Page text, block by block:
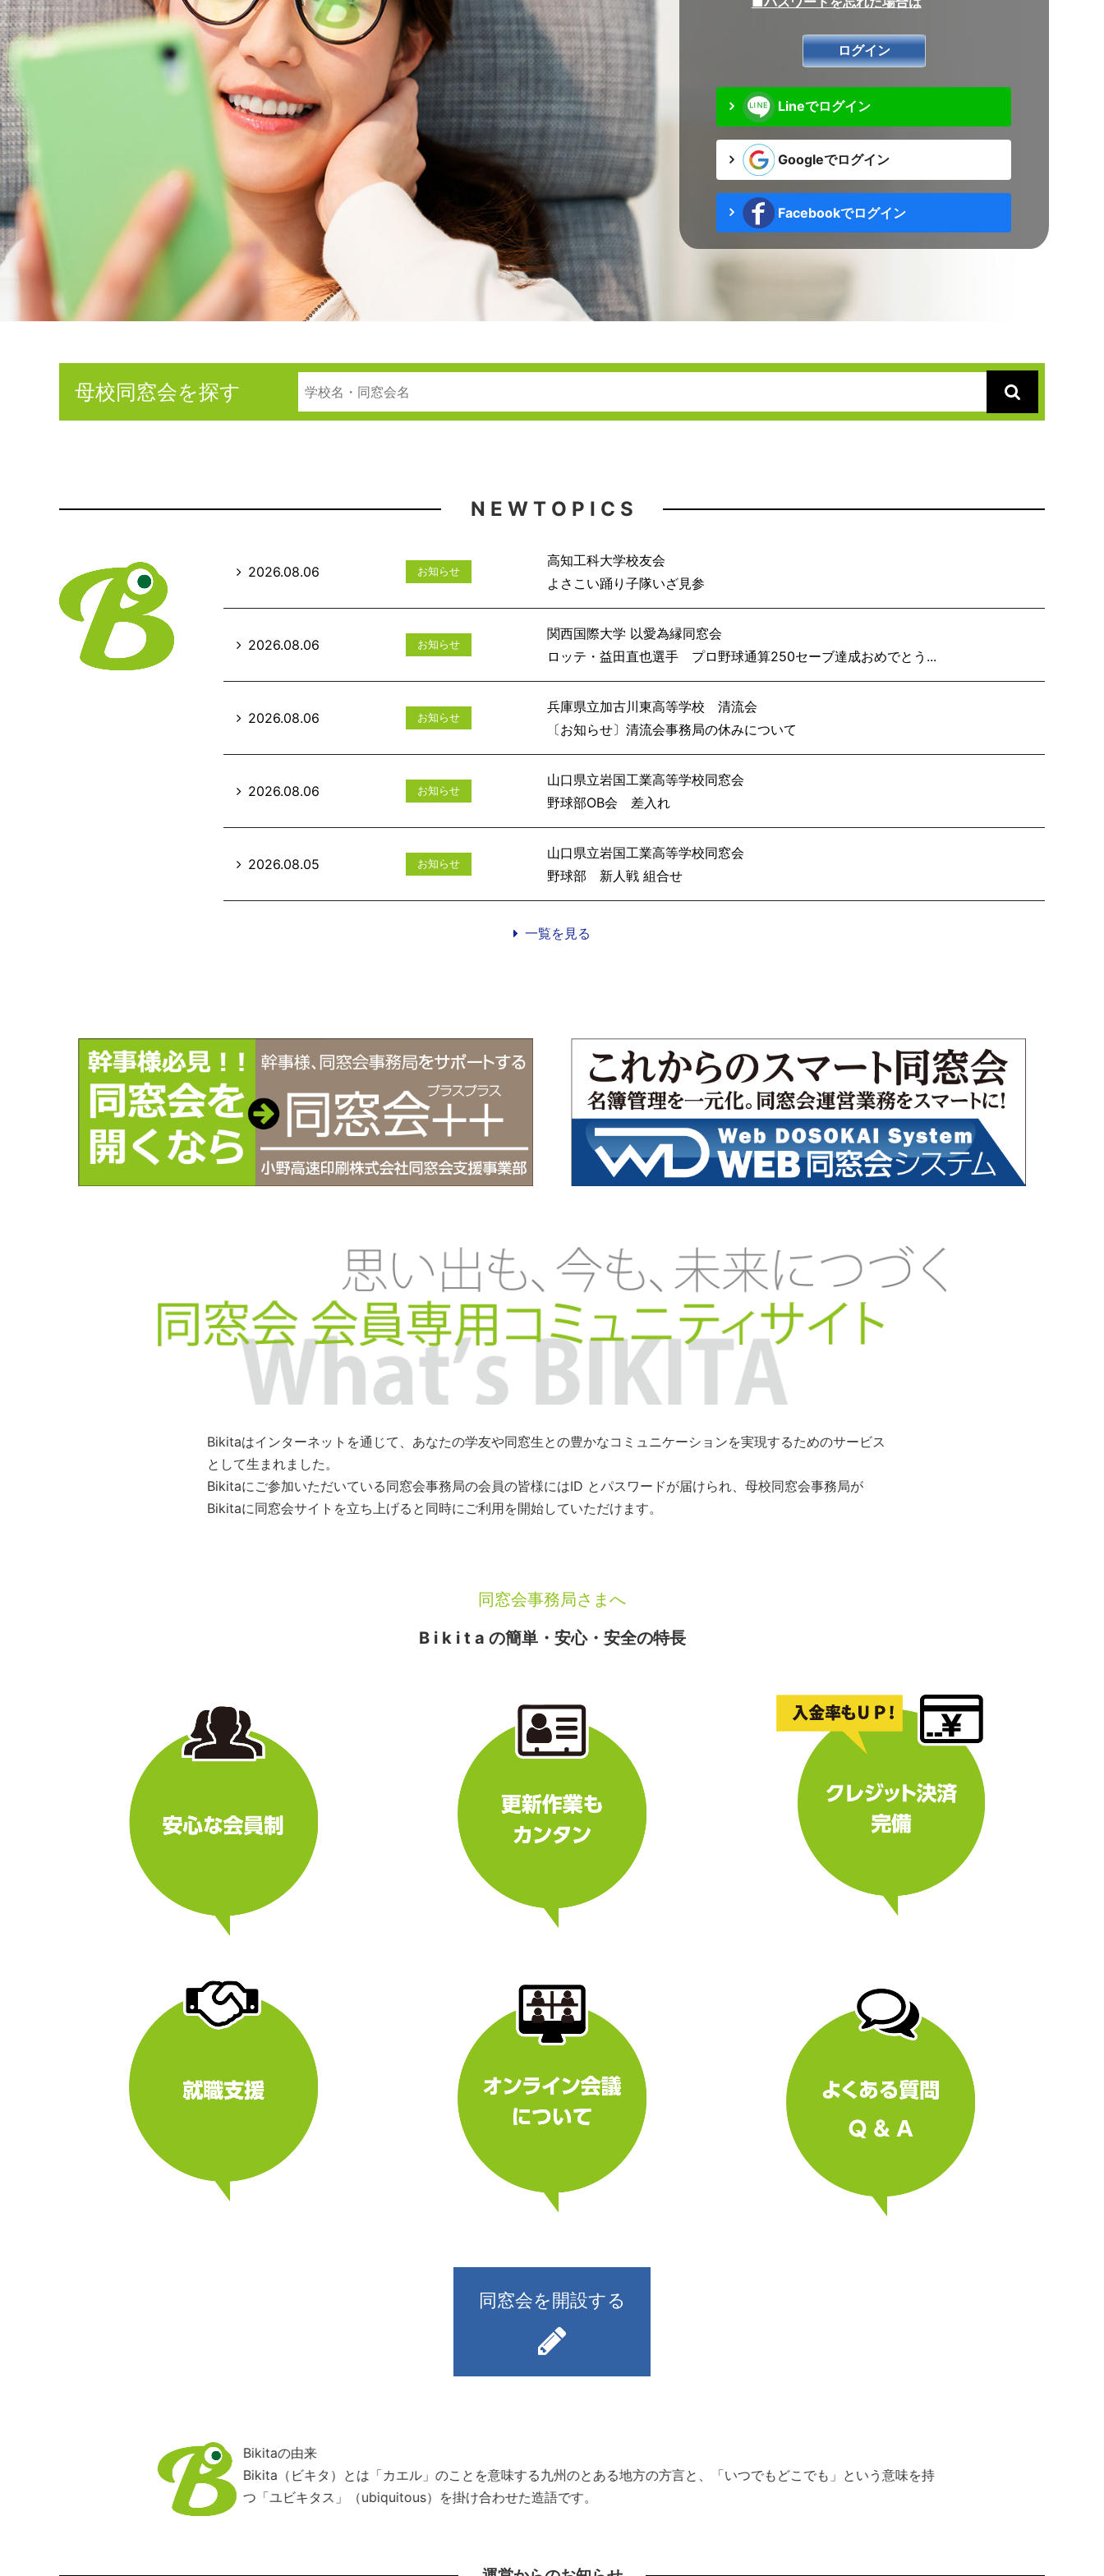
Lineでログイン
Googleでログイン
Facebookでログイン
母校同窓会を探す
N E W T O P I C S
2026.08.06 お知らせ
高知工科大学校友会
よさこい踊り子隊いざ見参
2026.08.06 お知らせ
関西国際大学 以愛為縁同窓会
ロッテ・益田直也選手 プロ野球通算250セーブ達成おめでとう...
2026.08.06 お知らせ
兵庫県立加古川東高等学校 清流会
〔お知らせ〕清流会事務局の休みについて
2026.08.06 お知らせ
山口県立岩国工業高等学校同窓会
野球部OB会 差入れ
2026.08.05 お知らせ
山口県立岩国工業高等学校同窓会
野球部 新人戦 組合せ
一覧を見る
Bikitaはインターネットを通じて、あなたの学友や同窓生との豊かなコミュニケーションを実現するためのサービス
として生まれました。
Bikitaにご参加いただいている同窓会事務局の会員の皆様にはID とパスワードが届けられ、母校同窓会事務局が
Bikitaに同窓会サイトを立ち上げると同時にご利用を開始していただけます。
同窓会事務局さまへ
B i k i t a の簡単・安心・安全の特長
同窓会を開設する
Bikitaの由来
Bikita（ビキタ）とは「カエル」のことを意味する九州のとある地方の方言と、「いつでもどこでも」という意味を持
つ「ユビキタス」（ubiquitous）を掛け合わせた造語です。